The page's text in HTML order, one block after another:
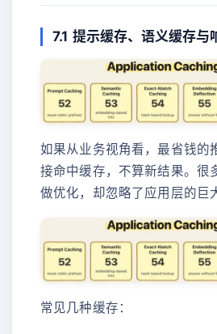
7.1 提示缓存、语义缓存与
如果从业务视角看，最省钱的
接命中缓存，不算新结果。很
做优化，却忽略了应用层的巨
常见几种缓存：